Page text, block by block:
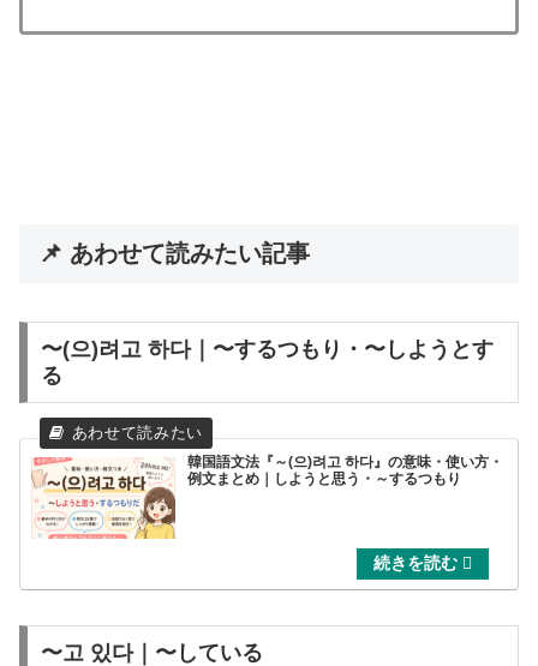
📌 あわせて読みたい記事
〜(으)려고 하다｜〜するつもり・〜しようとす
る
韓国語文法『～(으)려고 하다』の意味・使い方・
例文まとめ｜しようと思う・～するつもり
〜고 있다｜〜している